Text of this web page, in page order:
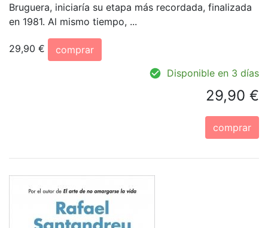
Bruguera, iniciaría su etapa más recordada, finalizada
en 1981. Al mismo tiempo, ...
29,90 €
comprar
Disponible en 3 días
29,90 €
comprar